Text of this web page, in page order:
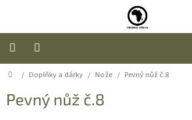
Úvod
Nábytek
Domů
/ Doplňky a dárky / Nože / Pevný nůž č.8
Pevný nůž č.8